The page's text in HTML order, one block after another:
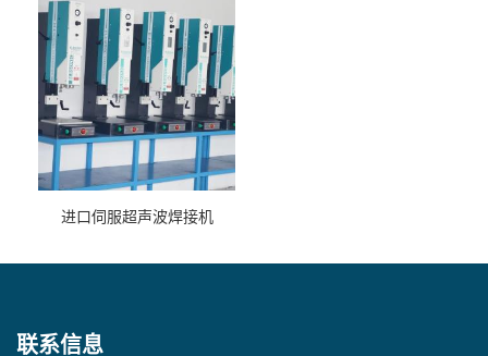
进口伺服超声波焊接机
联系信息